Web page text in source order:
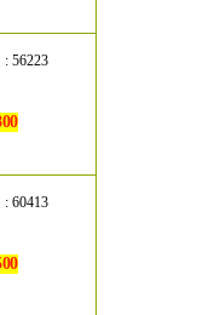
56223
60413